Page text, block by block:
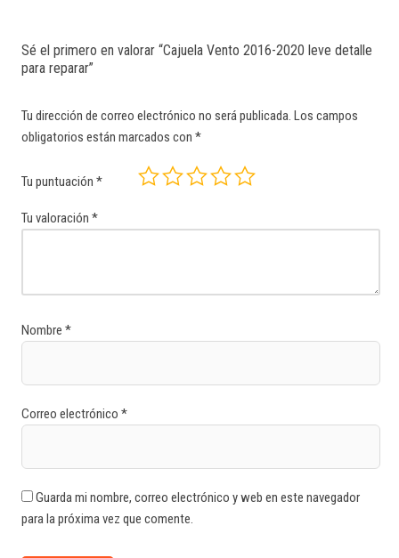
Sé el primero en valorar “Cajuela Vento 2016-2020 leve detalle
para reparar”
Tu dirección de correo electrónico no será publicada. Los campos
obligatorios están marcados con *
Tu puntuación *
Tu valoración *
Nombre *
Correo electrónico *
Guarda mi nombre, correo electrónico y web en este navegador
para la próxima vez que comente.